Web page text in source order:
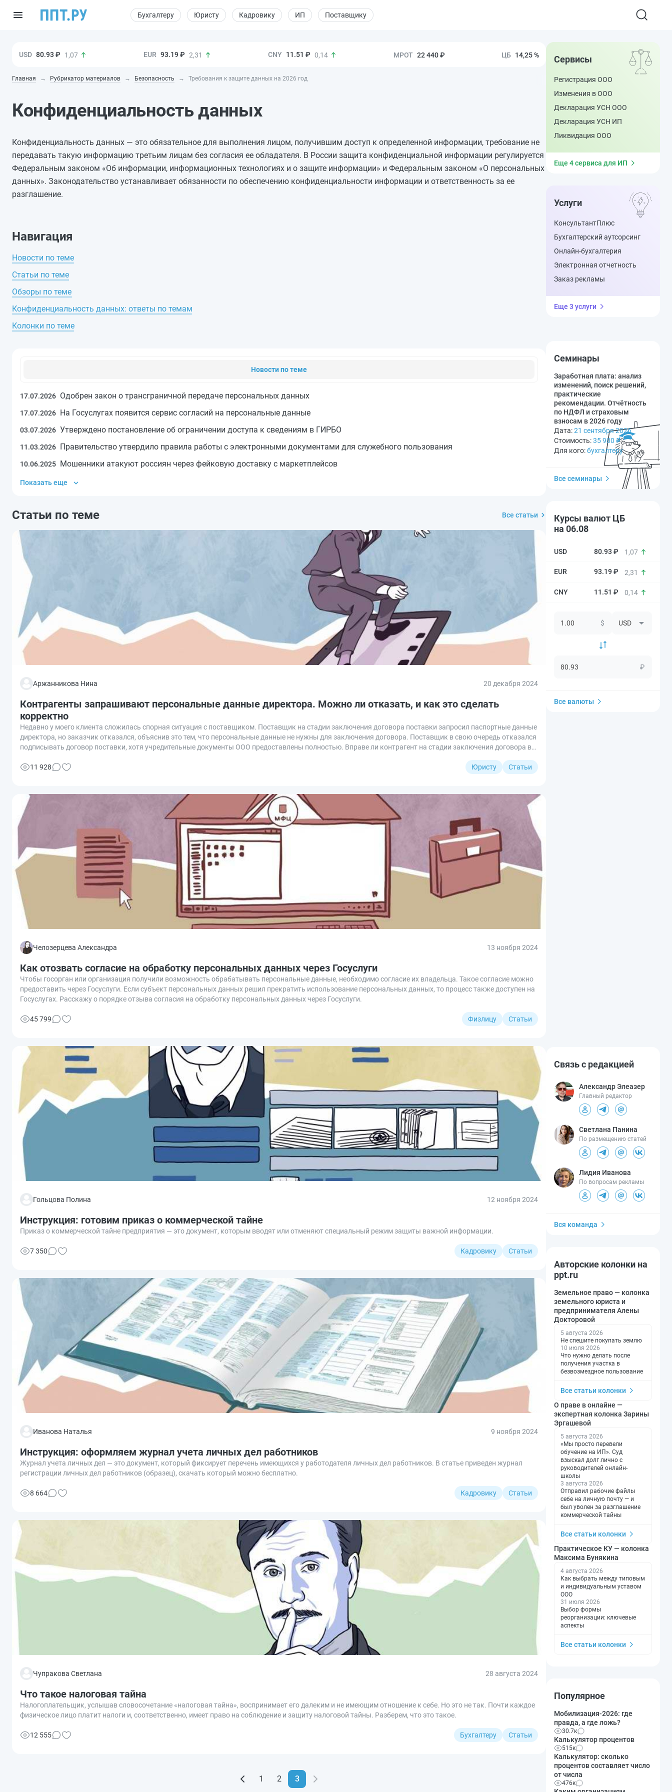
Бухгалтеру Юристу Кадровику ИП Поставщику
80.93 ₽ 1,07 93.19 ₽ 2,31 11.51 ₽ 0,14 22 440 ₽ 14,25 %
Главная Рубрикатор материалов Безопасность Требования к защите данных на 2026 год
Конфиденциальность данных
Конфиденциальность данных — это обязательное для выполнения лицом, получившим доступ к определенной информации, требование не
передавать такую информацию третьим лицам без согласия ее обладателя. В России защита конфиденциальной информации регулируется
Федеральным законом «Об информации, информационных технологиях и о защите информации» и Федеральным законом «О персональных
данных». Законодательство устанавливает обязанности по обеспечению конфиденциальности информации и ответственность за ее
разглашение.
Новости по теме
17.07.2026 Одобрен закон о трансграничной передаче персональных данных
17.07.2026 На Госуслугах появится сервис согласий на персональные данные
03.07.2026 Утверждено постановление об ограничении доступа к сведениям в ГИРБО
11.03.2026 Правительство утвердило правила работы с электронными документами для служебного пользования
10.06.2025 Мошенники атакуют россиян через фейковую доставку с маркетплейсов
Показать еще
Статьи по теме Все статьи
Аржанникова Нина 20 декабря 2024
Контрагенты запрашивают персональные данные директора. Можно ли отказать, и как это сделать
корректно
Недавно у моего клиента сложилась спорная ситуация с поставщиком. Поставщик на стадии заключения договора поставки запросил паспортные данные
директора, но заказчик отказался, объяснив это тем, что персональные данные не нужны для заключения договора. Поставщик в свою очередь отказался
подписывать договор поставки, хотя учредительные документы ООО предоставлены полностью. Вправе ли контрагент на стадии заключения договора в
директора организации, можно ли отказать в их предоставлении и на основании чего? Разбираемся.
Юристу Статьи
11 928
Челозерцева Александра 13 ноября 2024
Как отозвать согласие на обработку персональных данных через Госуслуги
Чтобы госорган или организация получили возможность обрабатывать персональные данные, необходимо согласие их владельца. Такое согласие можно
предоставить через Госуслуги. Если субъект персональных данных решил прекратить использование персональных данных, то процесс также доступен на
Госуслугах. Расскажу о порядке отзыва согласия на обработку персональных данных через Госуслуги.
Физлицу Статьи
45 799
Гольцова Полина 12 ноября 2024
Инструкция: готовим приказ о коммерческой тайне
Приказ о коммерческой тайне предприятия — это документ, которым вводят или отменяют специальный режим защиты важной информации.
Кадровику Статьи
7 350
Иванова Наталья 9 ноября 2024
Инструкция: оформляем журнал учета личных дел работников
Журнал учета личных дел — это документ, который фиксирует перечень имеющихся у работодателя личных дел работников. В статье приведен журнал
регистрации личных дел работников (образец), скачать который можно бесплатно.
Кадровику Статьи
8 664
Чупракова Светлана 28 августа 2024
Что такое налоговая тайна
Налогоплательщик, услышав словосочетание «налоговая тайна», воспринимает его далеким и не имеющим отношение к себе. Но это не так. Почти каждое
физическое лицо платит налоги и, соответственно, имеет право на соблюдение и защиту налоговой тайны. Разберем, что это такое.
Бухгалтеру Статьи
12 555
1 2 3
Навигация
Новости по теме
Статьи по теме
Обзоры по теме
Конфиденциальность данных: ответы по темам
Колонки по теме
Сервисы
Регистрация ООО
Изменения в ООО
Декларация УСН ООО
Декларация УСН ИП
Ликвидация ООО
Еще 4 сервиса для ИП
Услуги
КонсультантПлюс
Бухгалтерский аутсорсинг
Онлайн-бухгалтерия
Электронная отчетность
Заказ рекламы
Еще 3 услуги
Семинары
Заработная плата: анализ
изменений, поиск решений,
практические
рекомендации. Отчётность
по НДФЛ и страховым
взносам в 2026 году
Дата:21 сентября 2026
Стоимость:35 900 ₽
Для кого:бухгалтеру
Все семинары
Курсы валют ЦБ
на 06.08
80.93 ₽ 1,07
93.19 ₽ 2,31
11.51 ₽ 0,14
$
₽
Все валюты
Связь с редакцией
Александр Элеазер
Главный редактор
Светлана Панина
По размещению статей
Лидия Иванова
По вопросам рекламы
Вся команда
Авторские колонки на
ppt.ru
Земельное право — колонка
земельного юриста и
предпринимателя Алены
Докторовой
5 августа 2026
Не спешите покупать землю
10 июля 2026
Что нужно делать после
получения участка в
безвозмездное пользование
Все статьи колонки
О праве в онлайне —
экспертная колонка Зарины
Эргашевой
5 августа 2026
«Мы просто перевели
обучение на ИП». Суд
взыскал долг лично с
руководителей онлайн-
школы
3 августа 2026
Отправил рабочие файлы
себе на личную почту — и
был уволен за разглашение
коммерческой тайны
Все статьи колонки
Практическое КУ — колонка
Максима Бунякина
4 августа 2026
Как выбрать между типовым
и индивидуальным уставом
ООО
31 июля 2026
Выбор формы
реорганизации: ключевые
аспекты
Все статьи колонки
Популярное
Мобилизация-2026: где
правда, а где ложь?
30.7к
Калькулятор процентов
515к
Калькулятор: сколько
процентов составляет число
от числа
476к